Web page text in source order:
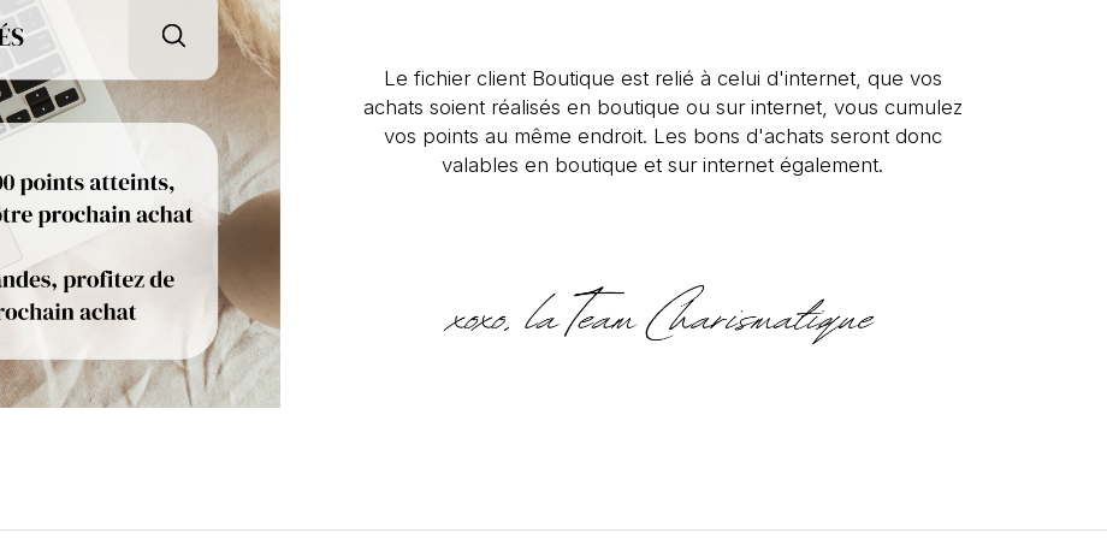
Le fichier client Boutique est relié à celui d'internet, que vos
achats soient réalisés en boutique ou sur internet, vous cumulez
vos points au même endroit. Les bons d'achats seront donc
valables en boutique et sur internet également.